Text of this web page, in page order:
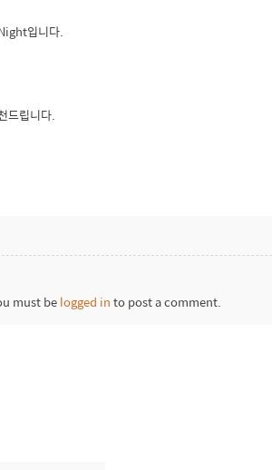
입니다.
드립니다.
must belogged into post a comment.